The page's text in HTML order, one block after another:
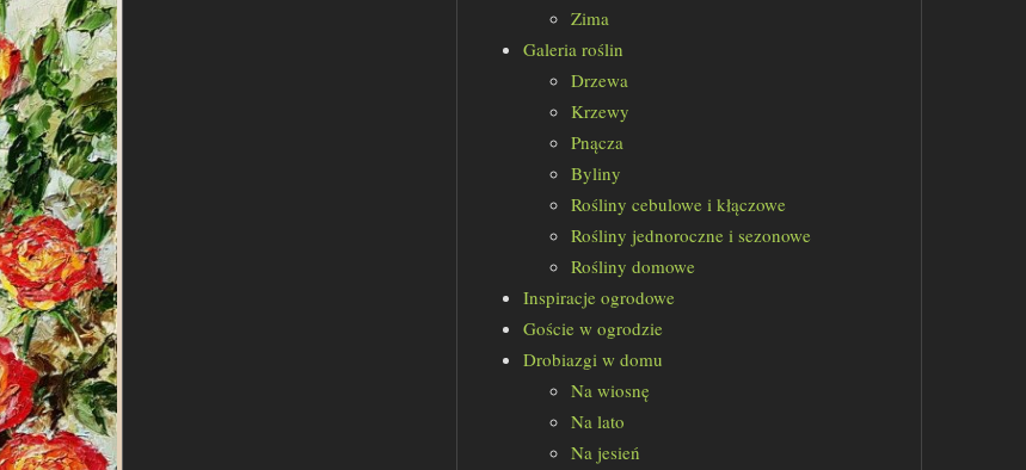
Zima
Galeria roślin
Drzewa
Krzewy
Pnącza
Byliny
Rośliny cebulowe i kłączowe
Rośliny jednoroczne i sezonowe
Rośliny domowe
Inspiracje ogrodowe
Goście w ogrodzie
Drobiazgi w domu
Na wiosnę
Na lato
Na jesień